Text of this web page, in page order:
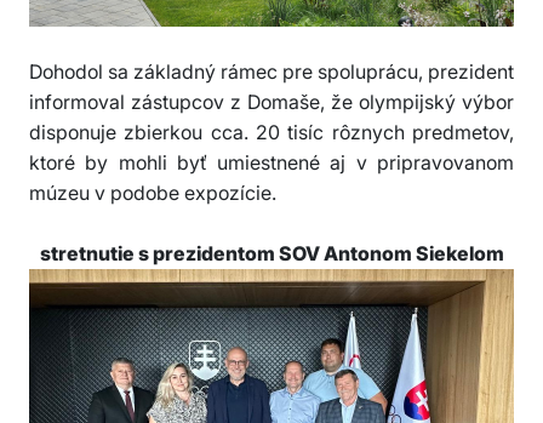
Dohodol sa základný rámec pre spoluprácu, prezident
informoval zástupcov z Domaše, že olympijský výbor
disponuje zbierkou cca. 20 tisíc rôznych predmetov,
ktoré by mohli byť umiestnené aj v pripravovanom
múzeu v podobe expozície.
stretnutie s prezidentom SOV Antonom Siekelom